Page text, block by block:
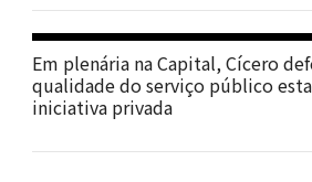
Em plenária na Capital, Cícero
qualidade do serviço público
iniciativa privada